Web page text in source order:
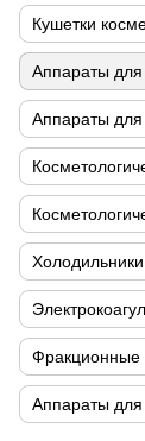
Кушетки
Аппараты для
Фракционные
Аппараты